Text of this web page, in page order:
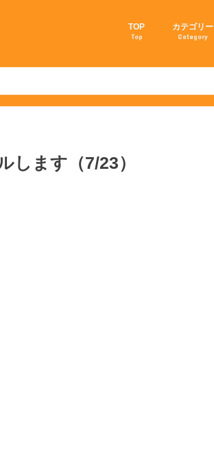
TOP
Top
カテゴリー
Category
ます（7/23）